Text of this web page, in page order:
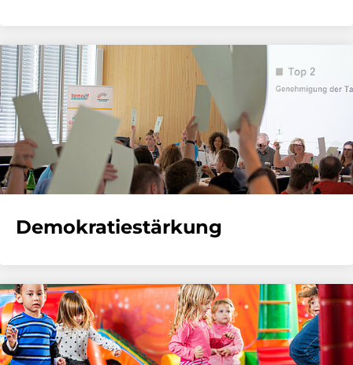
Demokratiestärkung